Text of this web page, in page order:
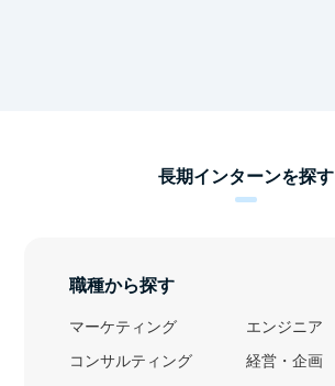
長期インターンを探す
職種から探す
マーケティング エンジニア
コンサルティング 経営・企画